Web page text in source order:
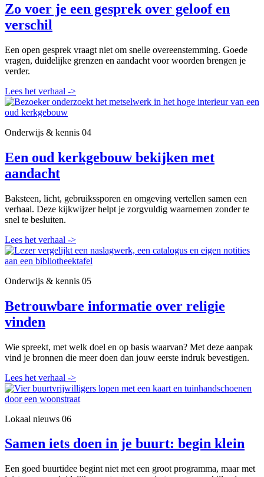
Zo voer je een gesprek over geloof en
verschil
Een open gesprek vraagt niet om snelle overeenstemming. Goede
vragen, duidelijke grenzen en aandacht voor woorden brengen je
verder.
Lees het verhaal ->
Onderwijs & kennis 04
Een oud kerkgebouw bekijken met
aandacht
Baksteen, licht, gebruikssporen en omgeving vertellen samen een
verhaal. Deze kijkwijzer helpt je zorgvuldig waarnemen zonder te
snel te besluiten.
Lees het verhaal ->
Onderwijs & kennis 05
Betrouwbare informatie over religie
vinden
Wie spreekt, met welk doel en op basis waarvan? Met deze aanpak
vind je bronnen die meer doen dan jouw eerste indruk bevestigen.
Lees het verhaal ->
Lokaal nieuws 06
Samen iets doen in je buurt: begin klein
Een goed buurtidee begint niet met een groot programma, maar met